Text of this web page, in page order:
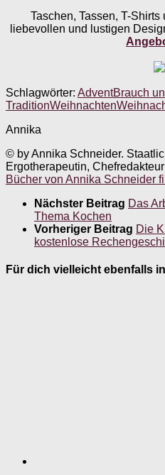
Taschen, Tassen, T-
liebevollen und lustigen
Schlagwörter: AdventBrauch
TraditionWeihnachten
Annika
© by Annika Schneider.
Ergotherapeutin,
Bücher von Annika Schneider
Nächster Beitrag Das
Thema Kochen
Vorheriger Beitrag Die
kostenlose
Für dich vielleicht ebenfalls